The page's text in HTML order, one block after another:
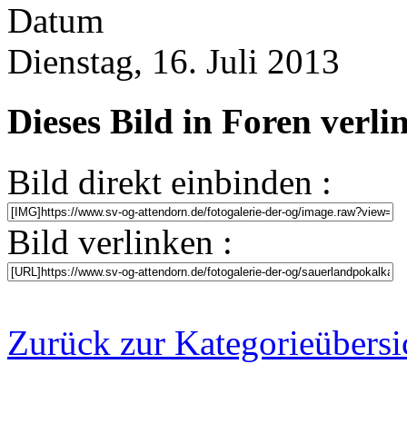
Datum
Dienstag, 16. Juli 2013
Dieses Bild in Foren
Bild direkt einbinden :
Bild verlinken :
Zurück zur